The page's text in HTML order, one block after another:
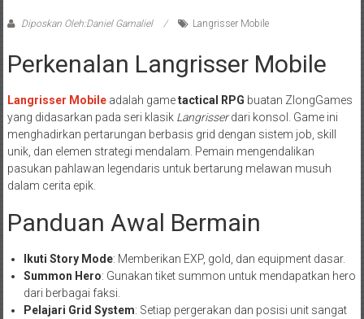
Diposkan Oleh:Daniel Gamaliel Langrisser Mobile
Perkenalan Langrisser Mobile
Langrisser Mobile adalah gametactical RPG buatan ZlongGames
yang didasarkan pada seri klasik Langrisserdari konsol. Game ini
menghadirkan pertarungan berbasis grid dengan sistem job, skill
unik, dan elemen strategi mendalam. Pemain mengendalikan
pasukan pahlawan legendaris untuk bertarung melawan musuh
dalam cerita epik.
Panduan Awal Bermain
Ikuti Story Mode: Memberikan EXP, gold, dan equipment dasar.
Summon Hero: Gunakan tiket summon untuk mendapatkan hero
dari berbagai faksi.
Pelajari Grid System: Setiap pergerakan dan posisi unit sangat